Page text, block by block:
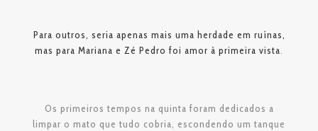
Para outros, seria apenas mais uma herdade em ruínas,
mas para Mariana e Zé Pedro foi amor à primeira vista.
Os primeiros tempos na quinta foram dedicados a
limpar o mato que tudo cobria, escondendo um tanque